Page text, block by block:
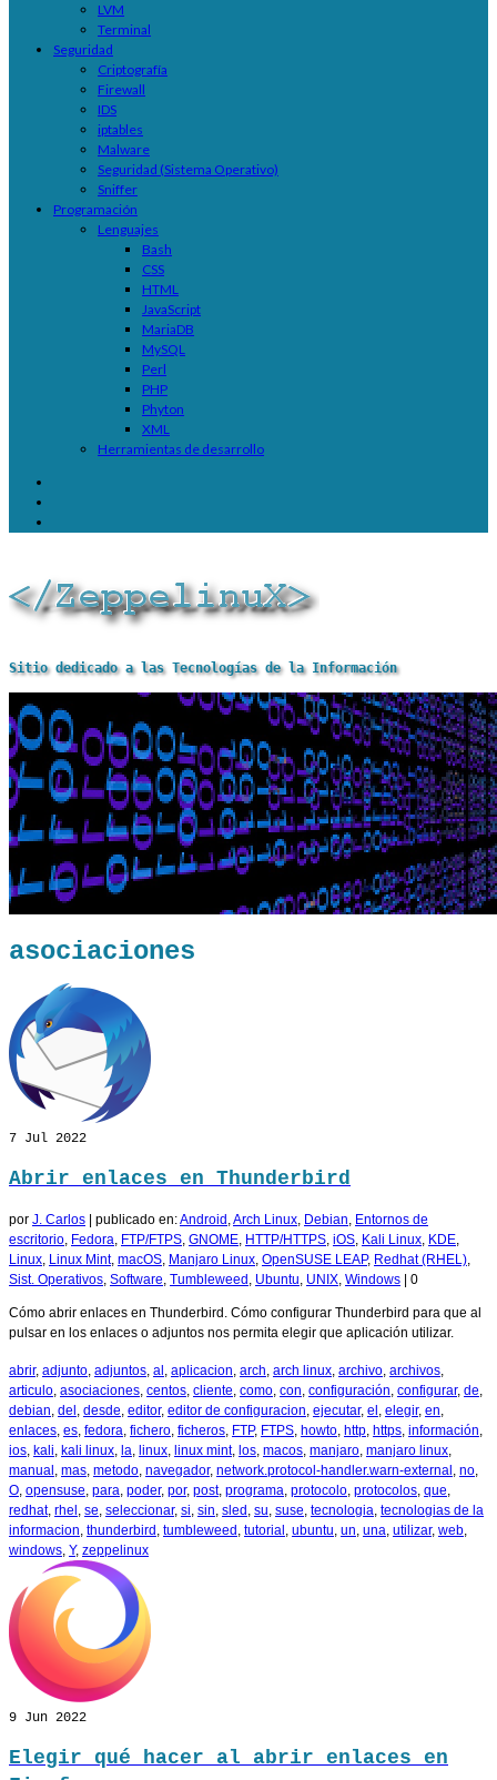
LVM
Terminal
Seguridad
Criptografía
Firewall
IDS
iptables
Malware
Seguridad (Sistema Operativo)
Sniffer
Programación
Lenguajes
Bash
CSS
HTML
JavaScript
MariaDB
MySQL
Perl
PHP
Phyton
XML
Herramientas de desarrollo
Sitio dedicado a las Tecnologías de la Información
asociaciones
7 Jul 2022
Abrir enlaces en Thunderbird
por J. Carlos publicado en:Android ,Arch Linux, Debian, Entornos de
escritorio, Fedora, FTP/FTPS, GNOME, HTTP/HTTPS, iOS, Kali Linux, KDE,
Linux, Linux Mint, macOS, Manjaro Linux, OpenSUSE LEAP, Redhat (RHEL),
Sist. Operativos, Software, Tumbleweed , Ubuntu, UNIX, Windows 0
Cómo abrir enlaces en Thunderbird. Cómo configurar Thunderbird para que al
pulsar en los enlaces o adjuntos nos permita elegir que aplicación utilizar.
abrir, adjunto, adjuntos, al , aplicacion, arch, arch linux, archivo, archivos,
articulo, asociaciones, centos, cliente, como, con, configuración, configurar, de,
debian, del , desde, editor, editor de configuracion, ejecutar, el , elegir, en,
enlaces, es, fedora, fichero, ficheros, FTP, FTPS, howto, http, https, información,
ios, kali, kali linux, la, linux, linux mint, los, macos, manjaro, manjaro linux,
manual , mas, metodo, navegador, network.protocol-handler.warn-external , no,
O, opensuse, para, poder, por, post, programa, protocolo, protocolos, que,
redhat, rhel , se, seleccionar, si, sin, sled , su, suse, tecnologia, tecnologias de la
informacion, thunderbird , tumbleweed , tutorial , ubuntu, un, una, utilizar, web,
windows, Y, zeppelinux
9 Jun 2022
Elegir qué hacer al abrir enlaces en